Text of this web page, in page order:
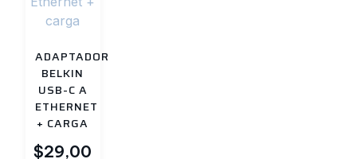
ADAPTADOR
BELKIN
USB-C A
ETHERNET
+ CARGA
$29,00